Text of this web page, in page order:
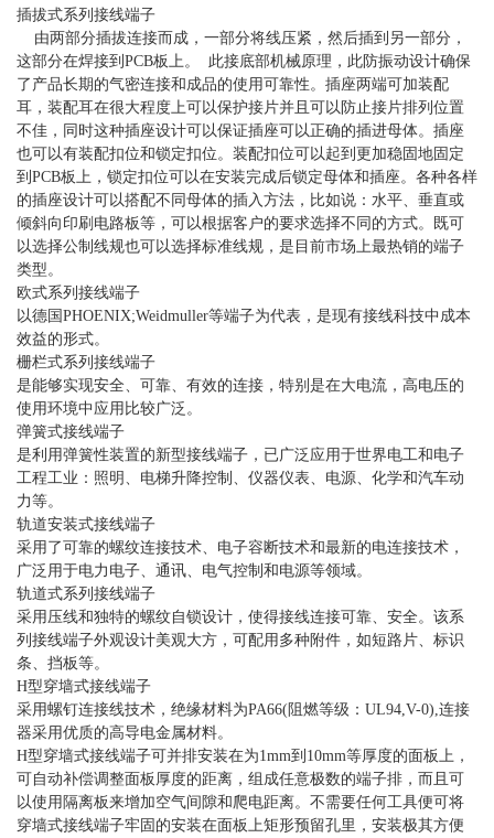
插拔式系列接线端子
由两部分插拔连接而成，一部分将线压紧，然后插到另一部分，
这部分在焊接到PCB板上。 此接底部机械原理，此防振动设计确保
了产品长期的气密连接和成品的使用可靠性。插座两端可加装配
耳，装配耳在很大程度上可以保护接片并且可以防止接片排列位置
不佳，同时这种插座设计可以保证插座可以正确的插进母体。插座
也可以有装配扣位和锁定扣位。装配扣位可以起到更加稳固地固定
到PCB板上，锁定扣位可以在安装完成后锁定母体和插座。各种各样
的插座设计可以搭配不同母体的插入方法，比如说：水平、垂直或
倾斜向印刷电路板等，可以根据客户的要求选择不同的方式。既可
以选择公制线规也可以选择标准线规，是目前市场上最热销的端子
类型。
欧式系列接线端子
以德国PHOENIX;Weidmuller等端子为代表，是现有接线科技中成本
效益的形式。
栅栏式系列接线端子
是能够实现安全、可靠、有效的连接，特别是在大电流，高电压的
使用环境中应用比较广泛。
弹簧式接线端子
是利用弹簧性装置的新型接线端子，已广泛应用于世界电工和电子
工程工业：照明、电梯升降控制、仪器仪表、电源、化学和汽车动
力等。
轨道安装式接线端子
采用了可靠的螺纹连接技术、电子容断技术和最新的电连接技术，
广泛用于电力电子、通讯、电气控制和电源等领域。
轨道式系列接线端子
采用压线和独特的螺纹自锁设计，使得接线连接可靠、安全。该系
列接线端子外观设计美观大方，可配用多种附件，如短路片、标识
条、挡板等。
H型穿墙式接线端子
采用螺钉连接线技术，绝缘材料为PA66(阻燃等级：UL94,V-0),连接
器采用优质的高导电金属材料。
H型穿墙式接线端子可并排安装在为1mm到10mm等厚度的面板上，
可自动补偿调整面板厚度的距离，组成任意极数的端子排，而且可
以使用隔离板来增加空气间隙和爬电距离。不需要任何工具便可将
穿墙式接线端子牢固的安装在面板上矩形预留孔里，安装极其方便